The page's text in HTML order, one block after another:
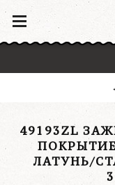
49193ZL
ЛАТУНЬ/